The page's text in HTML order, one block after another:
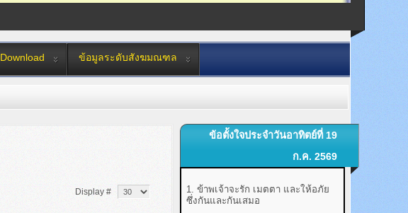
Download ข้อมูลระดับสังฆมณฑล
Display #
ข้อตั้งใจประจำวันอาทิตย์ที่ 19
ก.ค. 2569
1. ข้าพเจ้าจะรัก เมตตา และให้อภัย
ซึ่งกันและกันเสมอ